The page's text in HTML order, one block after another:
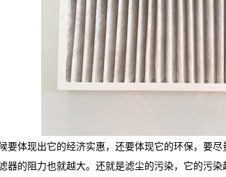
体现出它的经济实惠，还要体现它的环保，要尽
的阻力也就越大。还就是滤尘的污染，它的污